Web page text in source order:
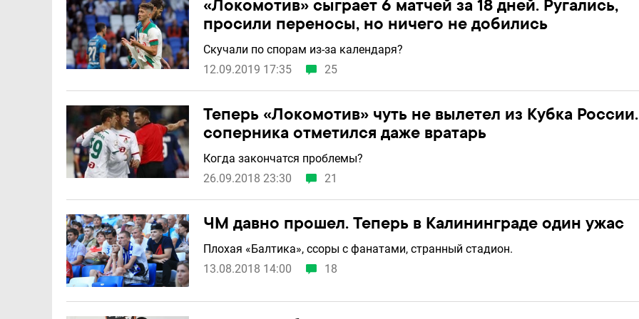
«Локомотив» сыграет 6 матчей за 18 дней. Ругались,
просили переносы, но ничего не добились
Скучали по спорам из-за календаря?
12.09.2019 17:35
25
Теперь «Локомотив» чуть не вылетел из Кубка
соперника отметился даже вратарь
Когда закончатся проблемы?
26.09.2018 23:30
21
ЧМ давно прошел. Теперь в Калининграде один ужас
Плохая «Балтика», ссоры с фанатами, странный стадион.
13.08.2018 14:00
18